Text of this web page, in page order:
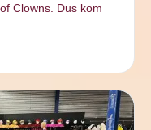
Clowns. Dus kom